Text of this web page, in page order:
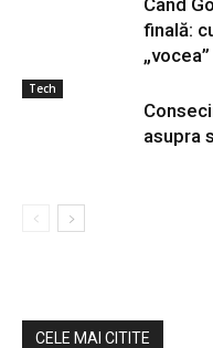
Când
finală:
Tech
asupra
CELE MAI CITITE